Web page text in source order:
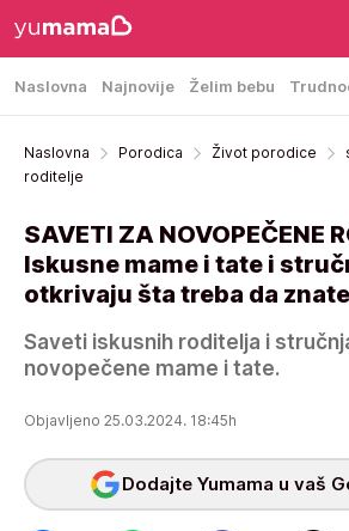
Naslovna Najnovije Želim bebu
Naslovna Porodica Život porodice
roditelje
SAVETI ZA NOVOPEČENE
Iskusne mame i tate i
otkrivaju šta treba da znate
Saveti iskusnih roditelja i
novopečene mame i tate.
Objavljeno 25.03.2024. 18:45h
Dodajte Yumama u vaš